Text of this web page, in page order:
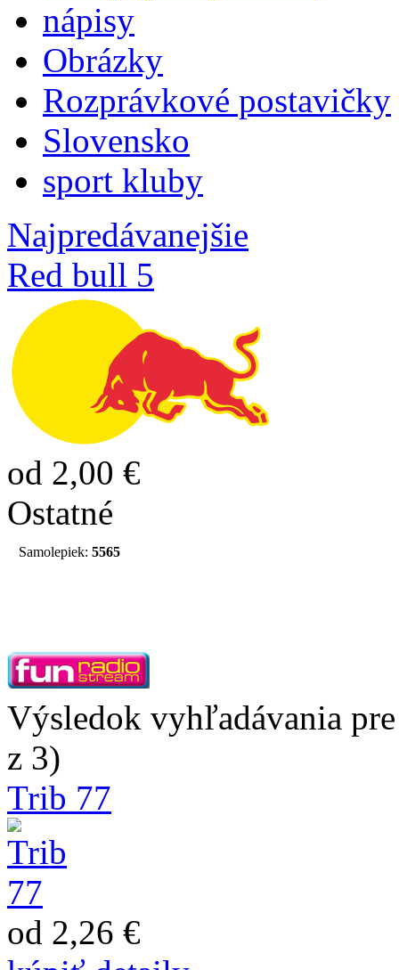
nápisy
Obrázky
Rozprávkové postavičky
Slovensko
sport kluby
Najpredávanejšie
Red bull 5
od 2,00 €
Ostatné
Samolepiek: 5565
Výsledok vyhľadávania
z 3)
Trib 77
od 2,26 €